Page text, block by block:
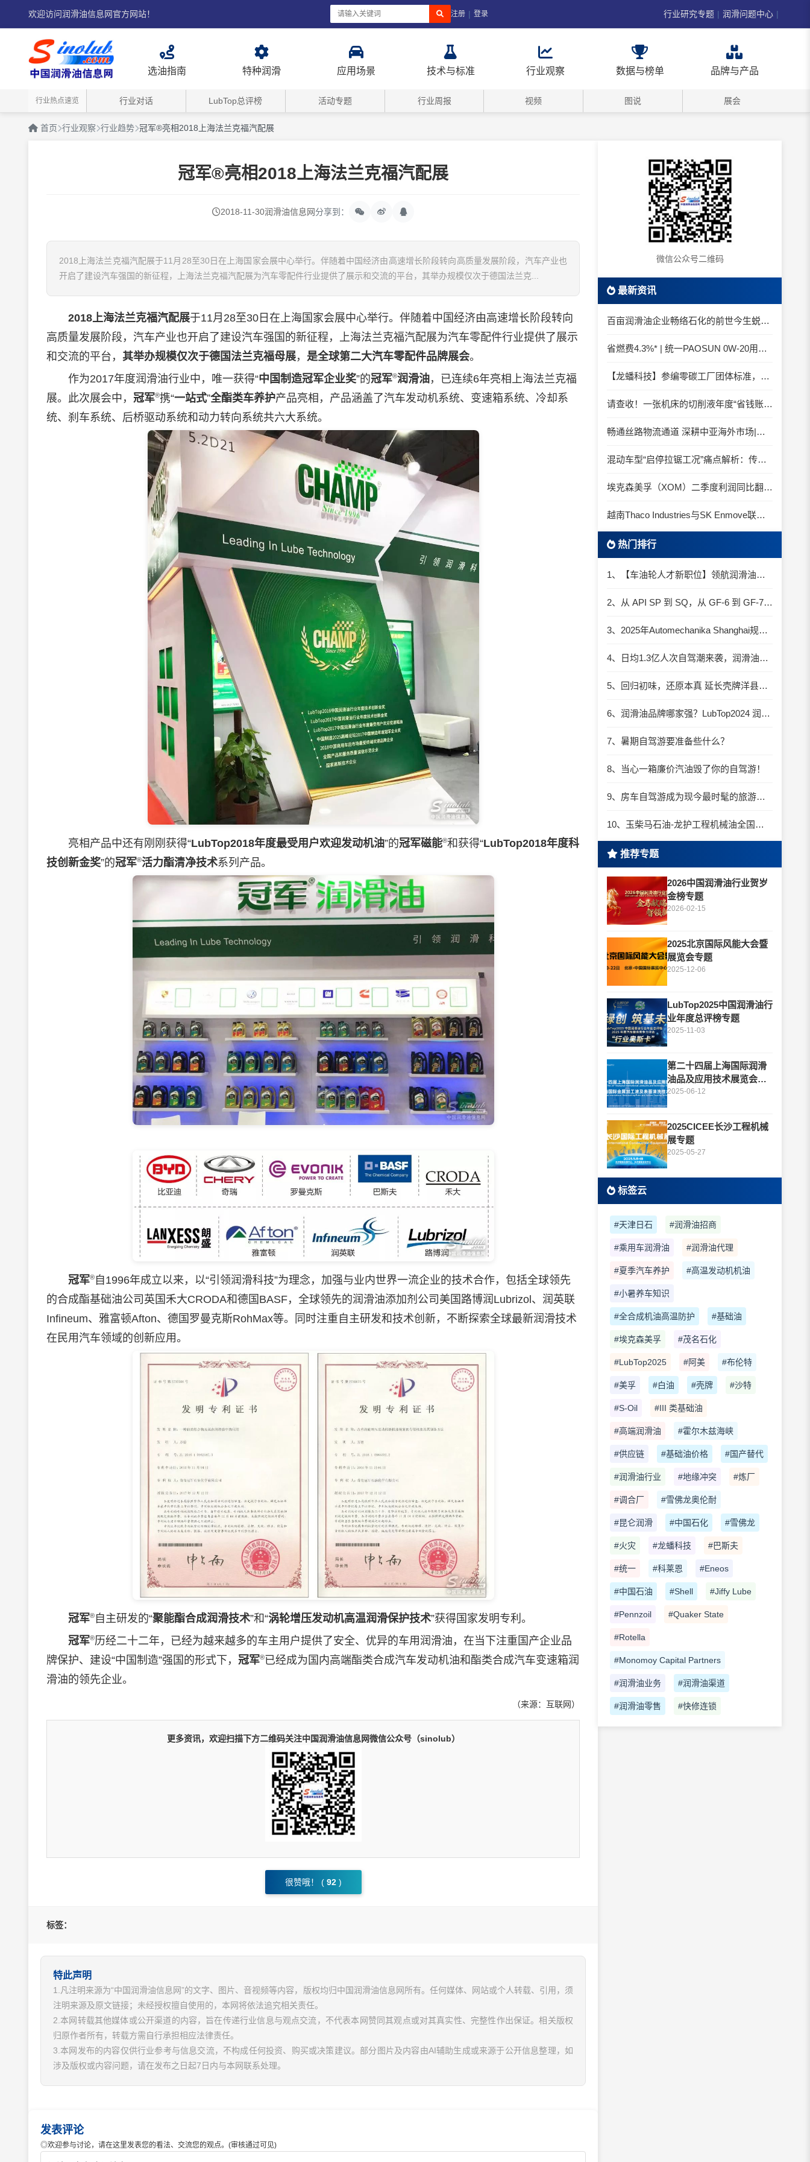
欢迎访问润滑油信息网官方网站！ 注册 | 登录 行业研究专题 | 润滑问题中心 |
选油指南 特种润滑 应用场景 技术与标准 行业观察 数据与榜单 品牌与产品
行业热点速览 行业对话 LubTop总评榜 活动专题 行业周报 视频 图说 展会
首页 行业观察 行业趋势 冠军®亮相2018上海法兰克福汽配展
冠军®亮相2018上海法兰克福汽配展
2018-11-30润滑油信息网分享到：
2018上海法兰克福汽配展于11月28至30日在上海国家会展中心举行。伴随着中国经济由高速增长阶段转向高质量发展阶段，汽车产业也
开启了建设汽车强国的新征程，上海法兰克福汽配展为汽车零配件行业提供了展示和交流的平台，其举办规模仅次于德国法兰克...
2018上海法兰克福汽配展于11月28至30日在上海国家会展中心举行。伴随着中国经济由高速增长阶段转向
高质量发展阶段，汽车产业也开启了建设汽车强国的新征程，上海法兰克福汽配展为汽车零配件行业提供了展示
和交流的平台， 其举办规模仅次于德国法兰克福母展， 是全球第二大汽车零配件品牌展会。
作为2017年度润滑油行业中，唯一获得“中国制造冠军企业奖”的冠军®润滑油 ，已连续6年亮相上海法兰克福
展。此次展会中， 冠军®携“一站式”全酯类车养护产品亮相，产品涵盖了汽车发动机系统、变速箱系统、冷却系
统、刹车系统、后桥驱动系统和动力转向系统共六大系统。
亮相产品中还有刚刚获得“LubTop2018年度最受用户欢迎发动机油”的冠军磁能®和获得“LubTop2018年度科
技创新金奖”的冠军®活力酯清净技术系列产品。
冠军® 自1996年成立以来，以“引领润滑科技”为理念，加强与业内世界一流企业的技术合作，包括全球领先
的合成酯基础油公司英国禾大CRODA和德国BASF，全球领先的润滑油添加剂公司美国路博润Lubrizol、润英联
Infineum、雅富顿Afton、德国罗曼克斯RohMax等。同时注重自主研发和技术创新，不断探索全球最新润滑技术
在民用汽车领域的创新应用。
冠军® 自主研发的“聚能酯合成润滑技术”和“涡轮增压发动机高温润滑保护技术”获得国家发明专利。
冠军®历经二十二年，已经为越来越多的车主用户提供了安全、优异的车用 润滑油 ，在当下注重国产企业品
牌保护、建设“中国制造”强国的形式下， 冠军®已经成为国内高端酯类合成汽车发动机油和酯类合成汽车变速箱润
滑油的领先企业。
（来源：互联网）
更多资讯，欢迎扫描下方二维码关注中国润滑油信息网微信公众号（sinolub）
很赞哦！ ( 92 )
标签：
特此声明
1.凡注明来源为“中国润滑油信息网”的文字、图片、音视频等内容，版权均归中国润滑油信息网所有。任何媒体、网站或个人转载、引用，须
注明来源及原文链接；未经授权擅自使用的，本网将依法追究相关责任。
2.本网转载其他媒体或公开渠道的内容，旨在传递行业信息与观点交流，不代表本网赞同其观点或对其真实性、完整性作出保证。相关版权
归原作者所有，转载方需自行承担相应法律责任。
3.本网发布的内容仅供行业参考与信息交流，不构成任何投资、购买或决策建议。部分图片及内容由AI辅助生成或来源于公开信息整理，如
涉及版权或内容问题，请在发布之日起7日内与本网联系处理。
发表评论
◎欢迎参与讨论，请在这里发表您的看法、交流您的观点。(审核通过可见)
微信公众号二维码
最新资讯
百亩润滑油企业畅络石化的前世今生蜕变之路
省燃费4.3%* | 统一PAOSUN 0W-20用认证和标准说话
【龙蟠科技】参编零碳工厂团体标准，龙蟠科技以绿色智造锚定零碳未来
请查收！一张机床的切削液年度“省钱账单”
畅通丝路物流通道 深耕中亚海外市场|中国石化SINOPEC润滑油北京-阿拉木图图定班列顺利抵达
混动车型“启停拉锯工况”痛点解析：传统机油为何频繁出现油泥堆积？
埃克森美孚（XOM）二季度利润同比翻倍 创2022年以来新高
越南Thaco Industries与SK Enmove联手合作润滑油
热门排行
1、【车油轮人才新职位】领航润滑油优质职位招聘
2、从 API SP 到 SQ，从 GF-6 到 GF-7：润滑油技术壁垒再升高，你准备好了吗？
3、2025年Automechanika Shanghai规模再度扩大：首次启用国家会展中心（上海）全部15个展馆
4、日均1.3亿人次自驾潮来袭，润滑油行业解锁增长新密码​
5、回归初味，还原本真 延长壳牌洋县踏春自驾游
6、润滑油品牌哪家强？LubTop2024 润滑油总评榜荣耀张榜
7、暑期自驾游要准备些什么？
8、当心一箱廉价汽油毁了你的自驾游！
9、房车自驾游成为现今最时髦的旅游方式
10、玉柴马石油-龙护工程机械油全国招商丨卓越的品质，专业的品牌！
推荐专题
2026中国润滑油行业贺岁
金榜专题
2026-02-15
2025北京国际风能大会暨
展览会专题
2025-12-06
LubTop2025中国润滑油行
业年度总评榜专题
2025-11-03
第二十四届上海国际润滑
油品及应用技术展览会专
题
2025-06-12
2025CICEE长沙工程机械
展专题
2025-05-27
标签云
#天津日石 #润滑油招商
#乘用车润滑油 #润滑油代理
#夏季汽车养护 #高温发动机机油
#小暑养车知识
#全合成机油高温防护 #基础油
#埃克森美孚 #茂名石化
#LubTop2025 #阿美 #布伦特
#美孚 #白油 #壳牌 #沙特
#S-Oil #III 类基础油
#高端润滑油 #霍尔木兹海峡
#供应链 #基础油价格 #国产替代
#润滑油行业 #地缘冲突 #炼厂
#调合厂 #雪佛龙奥伦耐
#昆仑润滑 #中国石化 #雪佛龙
#火灾 #龙蟠科技 #巴斯夫
#统一 #科莱恩 #Eneos
#中国石油 #Shell #Jiffy Lube
#Pennzoil #Quaker State
#Rotella
#Monomoy Capital Partners
#润滑油业务 #润滑油渠道
#润滑油零售 #快修连锁